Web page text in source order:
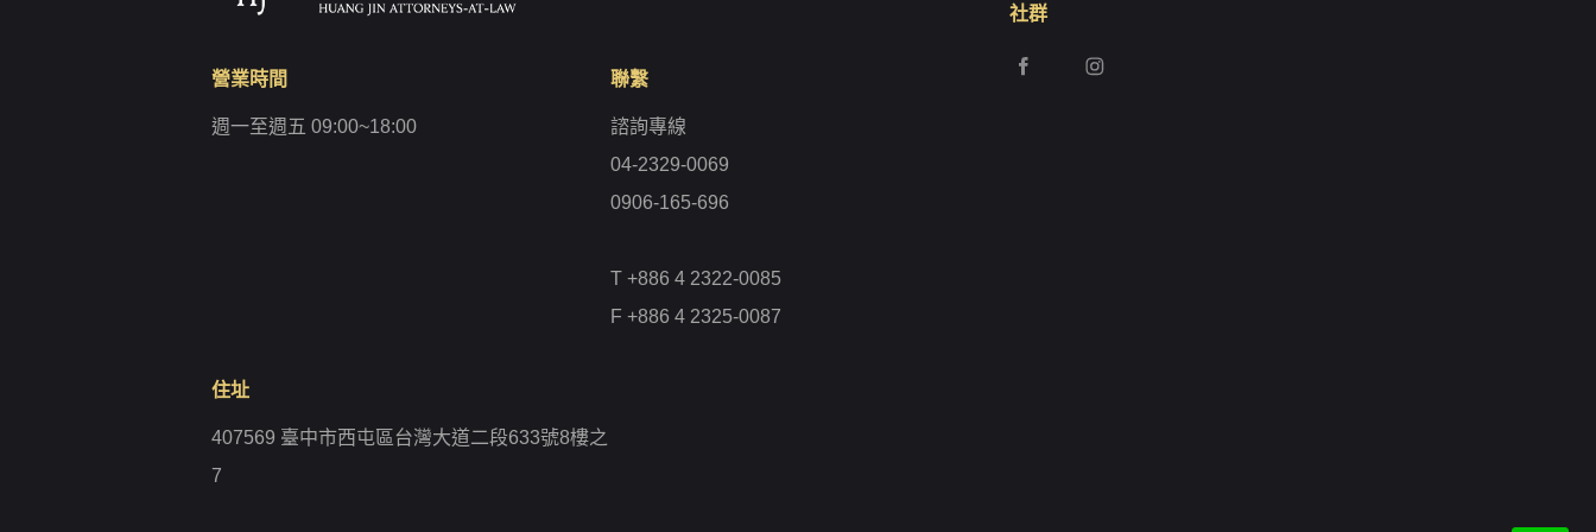
營業時間
週一至週五 09:00~18:00
聯繫
諮詢專線
04-2329-0069
0906-165-696
T +886 4 2322-0085
F +886 4 2325-0087
住址
407569 臺中市西屯區台灣大道二段633號8樓之
7
社群